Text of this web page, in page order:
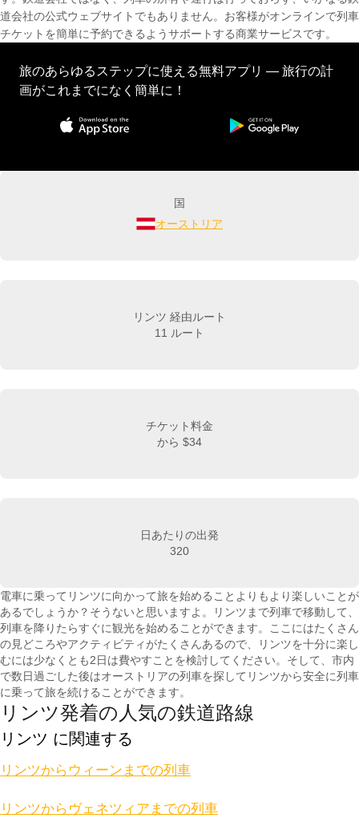
道会社の公式ウェブサイトでもありません。お客様がオンラインで列車
チケットを簡単に予約できるようサポートする商業サービスです。
旅のあらゆるステップに使える無料アプリ — 旅行の計
画がこれまでになく簡単に！
国
オーストリア
リンツ 経由ルート
11 ルート
チケット料金
から $34
日あたりの出発
320
電車に乗ってリンツに向かって旅を始めることよりもより楽しいことが
あるでしょうか？そうないと思いますよ。リンツまで列車で移動して、
列車を降りたらすぐに観光を始めることができます。ここにはたくさん
の見どころやアクティビティがたくさんあるので、リンツを十分に楽し
むには少なくとも2日は費やすことを検討してください。そして、市内
で数日過ごした後はオーストリアの列車を探してリンツから安全に列車
に乗って旅を続けることができます。
リンツ発着の人気の鉄道路線
リンツ に関連する
リンツからウィーンまでの列車
リンツからヴェネツィアまでの列車